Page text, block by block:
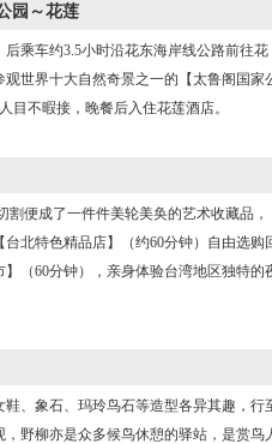
园～花莲
乘车约3.5小时沿花东海岸线公路前往花
世界十大自然奇景之一的【太鲁阁国家
目不暇接，晚餐后入住花莲酒店。
便成了一件件美轮美奂的艺术收藏品，
北特色精品店】（约60分钟）自由选购
（60分钟），亲身体验台湾地区独特的
、象石、玛玲鸟石等造型各异其趣，行
野柳亦是众多候鸟休憩的驿站，是赏鸟